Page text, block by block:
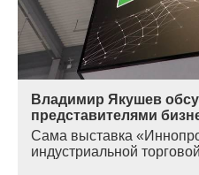
Владимир Якушев
представителями
Сама выставка
индустриальной